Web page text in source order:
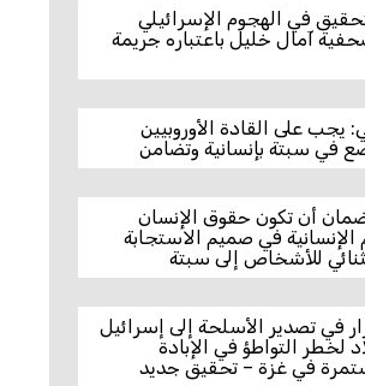
في الهجوم الإسرائيلي
آمال خليل باعتباره جريمة
يجب على القادة الأوروبيين
في سبتة بإنسانية وتضامن
أن تكون حقوق الإنسان
الإنسانية في صميم الاستجابة
للأشخاص إلى سبتة
في تصدير الأسلحة إلى إسرائيل
لخطر التواطؤ في الإبادة
في غزة – تحقيق جديد